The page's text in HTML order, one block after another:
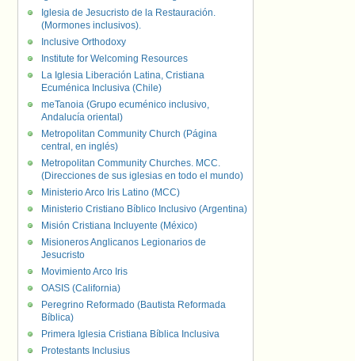
Iglesia de Jesucristo de la Restauración.
(Mormones inclusivos).
Inclusive Orthodoxy
Institute for Welcoming Resources
La Iglesia Liberación Latina, Cristiana
Ecuménica Inclusiva (Chile)
meTanoia (Grupo ecuménico inclusivo,
Andalucía oriental)
Metropolitan Community Church (Página
central, en inglés)
Metropolitan Community Churches. MCC.
(Direcciones de sus iglesias en todo el mundo)
Ministerio Arco Iris Latino (MCC)
Ministerio Cristiano Bíblico Inclusivo (Argentina)
Misión Cristiana Incluyente (México)
Misioneros Anglicanos Legionarios de
Jesucristo
Movimiento Arco Iris
OASIS (California)
Peregrino Reformado (Bautista Reformada
Bíblica)
Primera Iglesia Cristiana Bíblica Inclusiva
Protestants Inclusius